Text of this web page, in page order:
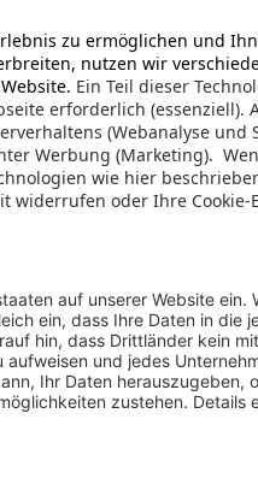
- Homeoffice
manche ist die Krise
so wie in der
Leben einer
Ein Ort,
Zeit- und
durch die äußeren
der, obwohl ihr
Pflichten
der in die Hose
ist so intensiv